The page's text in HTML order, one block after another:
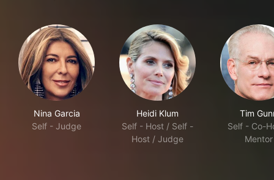
Nina Garcia
Self - Judge
Heidi Klum
Self - Host / Self -
Host / Judge
Tim
Self - Co-
Mentor